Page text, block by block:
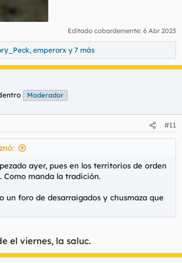
Editado cobardemente: 6 Abr 2023
, emperorx y 7 más
Moderador
#11
ayer, pues en los territorios de orden
Como manda la tradición.
un foro de desarraigados y chusmaza que
el viernes, la saluc.